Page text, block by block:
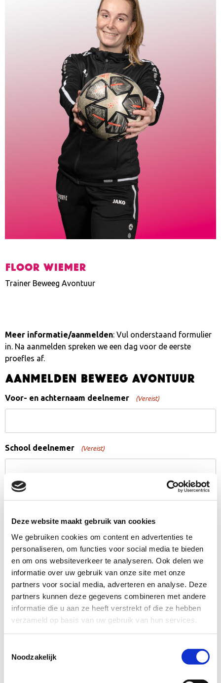
Deze website maakt gebruik van cookies
We gebruiken cookies om content en advertenties te
personaliseren, om functies voor social media te bieden
en om ons websiteverkeer te analyseren. Ook delen we
informatie over uw gebruik van onze site met onze
partners voor social media, adverteren en analyse. Deze
partners kunnen deze gegevens combineren met andere
informatie die u aan ze heeft verstrekt of die ze hebben
verzameld op basis van uw gebruik van hun services.
Noodzakelijk
Floor Wiemer
Trainer Beweeg Avontuur
Meer informatie/aanmelden: Vul onderstaand formulier
in. Na aanmelden spreken we een dag voor de eerste
proefles af.
Aanmelden Beweeg Avontuur
Voor- en achternaam deelnemer (Vereist)
School deelnemer (Vereist)
Woonplaats deelnemer (Vereist)
Geboortedatum deelnemer (Vereist)
E-mail contactpersoon (Vereist)